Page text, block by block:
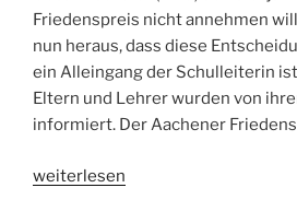
Friedenspreis nicht annehmen
nun heraus, dass diese
ein Alleingang der Schulleiterin
Eltern und Lehrer wurden von
informiert. Der Aachener
„Doch
weiterlesen